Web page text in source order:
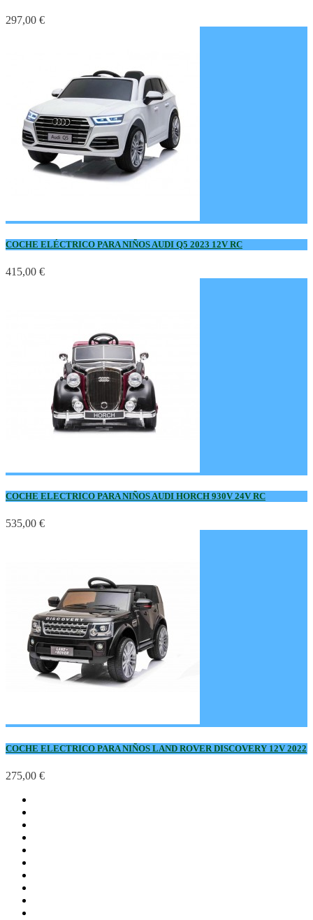
297,00 €
COCHE ELÉCTRICO PARA NIÑOS AUDI Q5 2023 12V RC
415,00 €
COCHE ELECTRICO PARA NIÑOS AUDI HORCH 930V 24V RC
535,00 €
COCHE ELECTRICO PARA NIÑOS LAND ROVER DISCOVERY 12V 2022
275,00 €